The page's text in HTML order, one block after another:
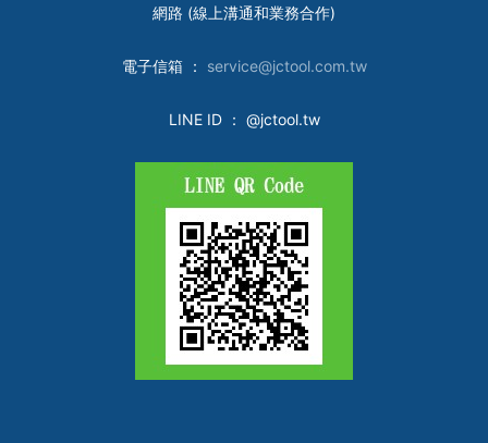
網路 (線上溝通和業務合作)
電子信箱 ： service@jctool.com.tw
LINE ID： @jctool.tw